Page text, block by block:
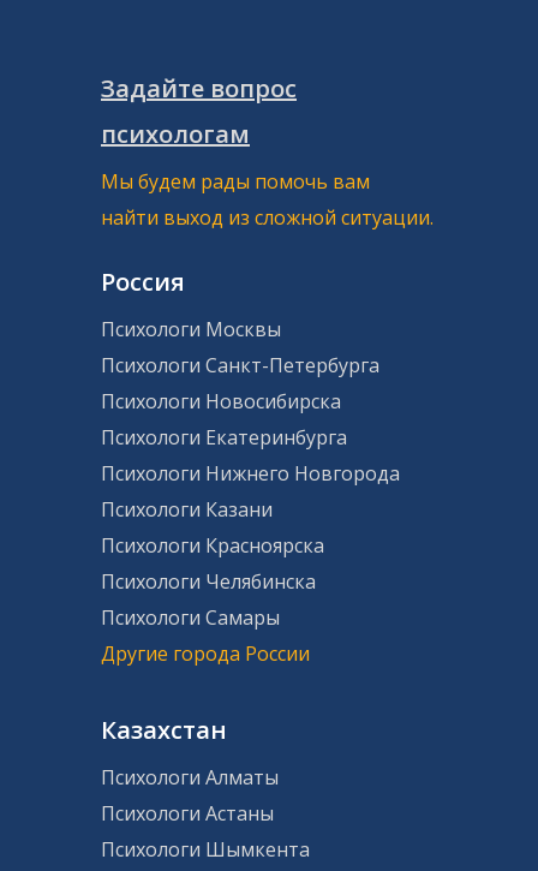
Задайте вопрос
психологам
Мы будем рады помочь вам
найти выход из сложной ситуации.
Россия
Психологи Москвы
Психологи Санкт-Петербурга
Психологи Новосибирска
Психологи Екатеринбурга
Психологи Нижнего Новгорода
Психологи Казани
Психологи Красноярска
Психологи Челябинска
Психологи Самары
Другие города России
Казахстан
Психологи Алматы
Психологи Астаны
Психологи Шымкента